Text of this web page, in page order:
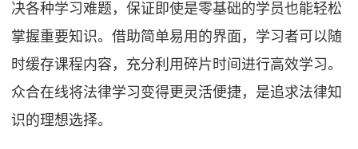
决各种学习难题，保证即使是零基础的学员也能轻松
掌握重要知识。借助简单易用的界面，学习者可以随
时缓存课程内容，充分利用碎片时间进行高效学习。
众合在线将法律学习变得更灵活便捷，是追求法律知
识的理想选择。